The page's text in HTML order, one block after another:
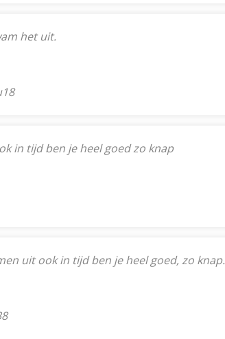
het uit.
in tijd ben je heel goed zo knap
uit ook in tijd ben je heel goed, zo knap.